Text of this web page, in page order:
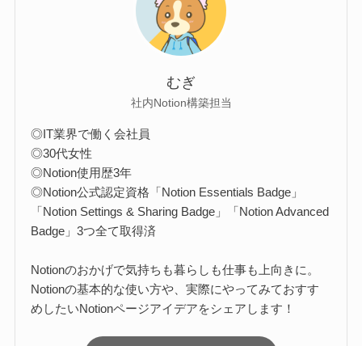
むぎ
社内Notion構築担当
◎IT業界で働く会社員
◎30代女性
◎Notion使用歴3年
◎Notion公式認定資格「Notion Essentials Badge」
「Notion Settings & Sharing Badge」「Notion Advanced
Badge」3つ全て取得済
Notionのおかげで気持ちも暮らしも仕事も上向きに。
Notionの基本的な使い方や、実際にやってみておすす
めしたいNotionページアイデアをシェアします！